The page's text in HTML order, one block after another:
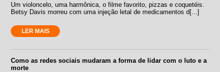
Um violoncelo, uma harmônica, o filme favorito, pizzas e coquetéis.
Betsy Davis morreu com uma injeção letal de medicamentos d[...]
LER MAIS
Como as redes sociais mudaram a forma de lidar com o luto e a
morte